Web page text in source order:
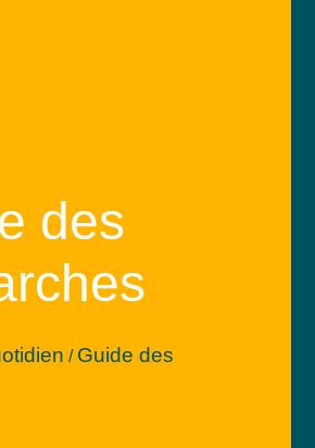
des
/ Guide des